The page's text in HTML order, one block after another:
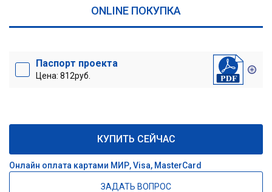
ONLINE ПОКУПКА
Паспорт проекта
Цена: 812руб.
КУПИТЬ СЕЙЧАС
Онлайн оплата картами МИР, Visa, MasterCard
ЗАДАТЬ ВОПРОС